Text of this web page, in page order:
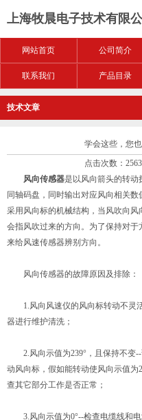
上海牧晨电子技术有限公
网站首页 公司简介
联系我们 产品目录
技术文章
学会这些，您
点击次数：
风向传感器是以风向箭头的转动
同轴码盘，同时输出对应风向相关
采用风向标的机械结构，当风吹向
会指风吹过来的方向。为了保持对
来给风速传感器辨别方向。
风向传感器的故障原因及排除：
1.风向风速仪的风向标转动不灵
器进行维护清洗；
2.风向示值为239°，且保持不变--
动风向标，假如能转动使风向示值为
查其它部分工作是否正常；
3.风向示值为0°--检查电缆线和电